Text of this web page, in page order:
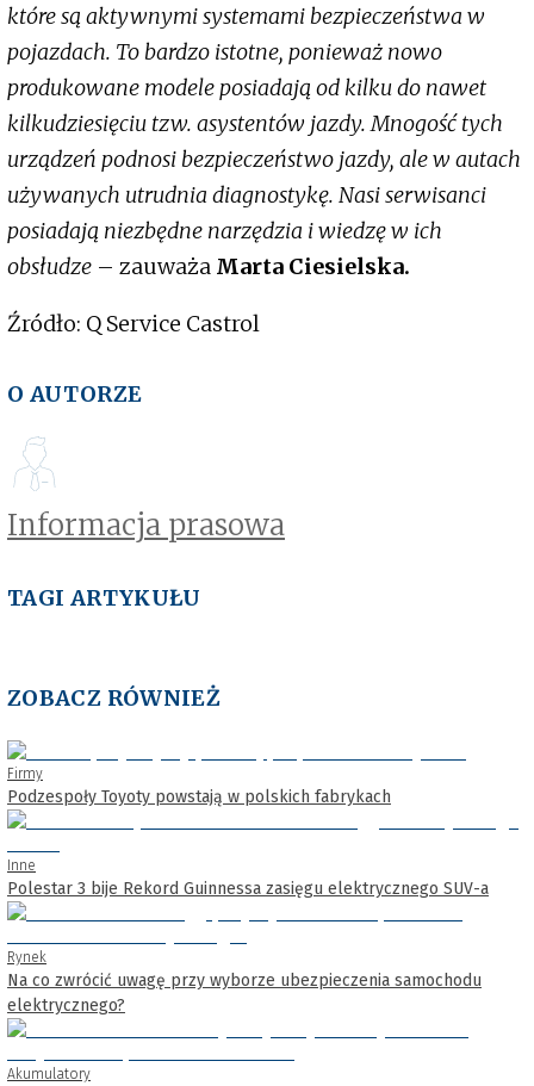
które są aktywnymi systemami bezpieczeństwa w
pojazdach. To bardzo istotne, ponieważ nowo
produkowane modele posiadają od kilku do nawet
kilkudziesięciu tzw. asystentów jazdy. Mnogość tych
urządzeń podnosi bezpieczeństwo jazdy, ale w autach
używanych utrudnia diagnostykę. Nasi serwisanci
posiadają niezbędne narzędzia i wiedzę w ich
obsłudze – zauważa Marta Ciesielska.
Źródło: Q Service Castrol
O AUTORZE
Informacja prasowa
TAGI ARTYKUŁU
ZOBACZ RÓWNIEŻ
Firmy
Podzespoły Toyoty powstają w polskich fabrykach
Inne
Polestar 3 bije Rekord Guinnessa zasięgu elektrycznego SUV-a
Rynek
Na co zwrócić uwagę przy wyborze ubezpieczenia samochodu
elektrycznego?
Akumulatory